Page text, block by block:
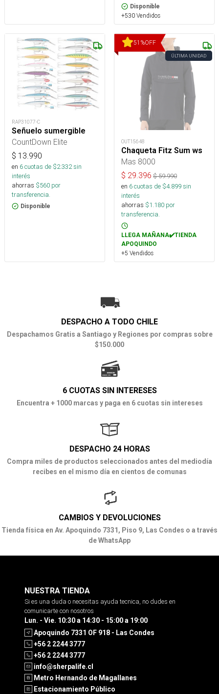
Disponible
+530 Vendidos
RAP31077-C
Señuelo sumergible
CountDown Elite
$ 13.990
en 6cuotas de $2.332sin
interés
ahorras $560 por
transferencia.
Disponible
51 %OFF
ÚLTIMA UNIDAD
OUT15648
Chaqueta Fitz Sum ws
Mas 8000
$ 29.396 $59.990
en 6cuotas de $4.899sin
interés
ahorras $1.180 por
transferencia.
LLEGA MAÑANA✔️TIENDA
APOQUINDO
+5 Vendidos
DESPACHO A TODO CHILE
Despachamos Gratis a Santiago y Regiones por compras sobre
$150.000
6 CUOTAS SIN INTERESES
Encuentra + 1000 marcas y paga en 6 cuotas sin intereses
DESPACHO 24 HORAS
Compra miles de productos seleccionados antes del mediodía
recibes en el mismo día en cientos de comunas
CAMBIOS Y DEVOLUCIONES
Tienda física en Av. Apoquindo 7331, Piso 9, Las Condes o a través
de WhatsApp
NUESTRA TIENDA
Si es una duda o necesitas ayuda tecnica, no dudes en
comunicarte con nosotros
Lun. - Vie. 10:30 a 14:30 - 15:00 a 19:00
Apoquindo 7331 OF 918 - Las Condes
+56 2 2244 3777
+56 2 2244 3777
info@sherpalife.cl
Metro Hernando de Magallanes
Estacionamiento Público